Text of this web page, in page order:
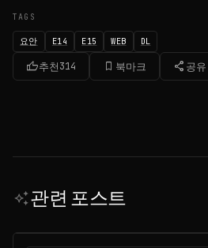
TAGS
요안 E14 E15 WEB DL
thumb_up추천314 bookmark_border 북마크 share 공유
auto_awesome관련 포스트